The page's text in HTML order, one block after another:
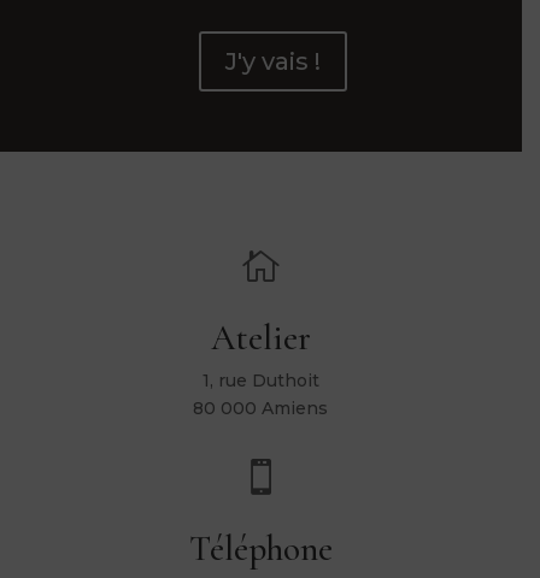
J'y vais !

Atelier
1, rue Duthoit
80 000 Amiens

Téléphone